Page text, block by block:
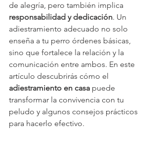
de alegría, pero también implica
responsabilidad y dedicación. Un
adiestramiento adecuado no solo
enseña a tu perro órdenes básicas,
sino que fortalece la relación y la
comunicación entre ambos. En este
artículo descubrirás cómo el
adiestramiento en casa puede
transformar la convivencia con tu
peludo y algunos consejos prácticos
para hacerlo efectivo.